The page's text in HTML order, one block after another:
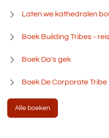
Laten we kathedralen
Boek Building Tribes -
Boek Da's gek
Boek De Corporate Tribe
Alle boeken